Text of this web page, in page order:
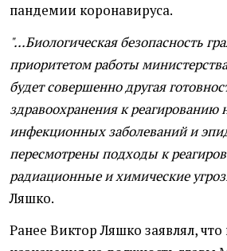
пандемии коронавируса.
"...Биологическая безопасность
приоритетом работы
будет совершенно другая
здравоохранения к
инфекционных заболеваний и
пересмотрены подходы к
радиационные и химические
Ляшко.
Ранее Виктор Ляшко заявлял, что